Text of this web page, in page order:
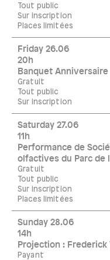
Tout public
Sur inscription
Places limitées
Friday 26.06
20h
Banquet Anniversaire
Gratuit
Tout public
Sur inscription
Saturday 27.06
11h
Performance de
olfactives du Parc de
Gratuit
Tout public
Sur inscription
Places limitées
Sunday 28.06
14h
Projection : Frederick
Payant